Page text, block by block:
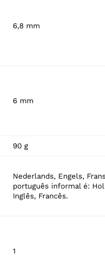
6,8 mm
6 mm
90 g
Nederlands, Engels,
português informal é:
Inglês, Francês.
1